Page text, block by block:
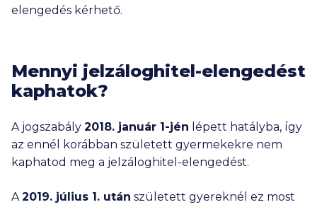
elengedés kérhető.
Mennyi jelzáloghitel-elengedést
kaphatok?
A jogszabály 2018. január 1-jén lépett hatályba, így
az ennél korábban született gyermekekre nem
kaphatod meg a jelzáloghitel-elengedést.
A2019. július 1. után született gyereknél ez most